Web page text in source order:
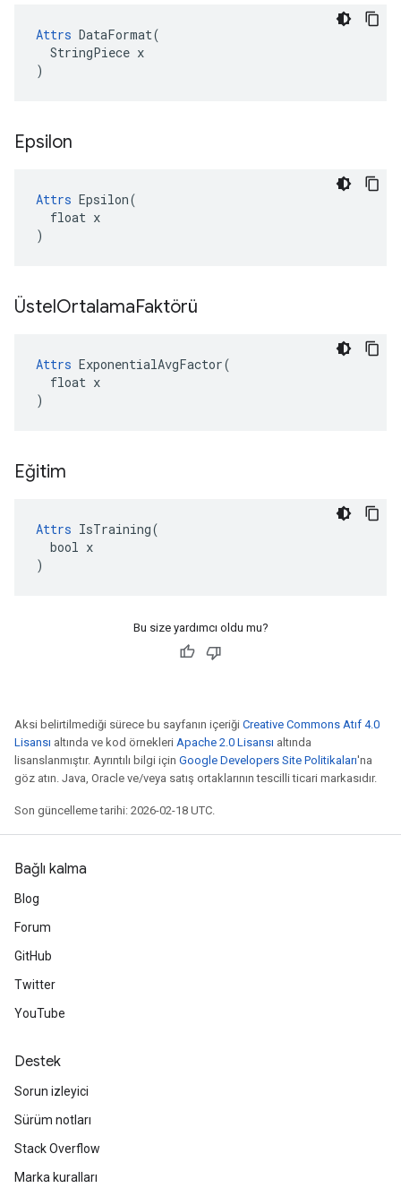
Attrs DataFormat(
  StringPiece x
)
Epsilon
Attrs Epsilon(
  float x
)
ÜstelOrtalamaFaktörü
Attrs ExponentialAvgFactor(
  float x
)
Eğitim
Attrs IsTraining(
  bool x
)
Bu size yardımcı oldu mu?
Aksi belirtilmediği sürece bu sayfanın içeriği Creative Commons Atıf 4.0
Lisansı altında ve kod örnekleri Apache 2.0 Lisansı altında
lisanslanmıştır. Ayrıntılı bilgi için Google Developers Site Politikaları'na
göz atın. Java, Oracle ve/veya satış ortaklarının tescilli ticari markasıdır.
Son güncelleme tarihi: 2026-02-18 UTC.
Bağlı kalma
Blog
Forum
GitHub
Twitter
YouTube
Destek
Sorun izleyici
Sürüm notları
Stack Overflow
Marka kuralları